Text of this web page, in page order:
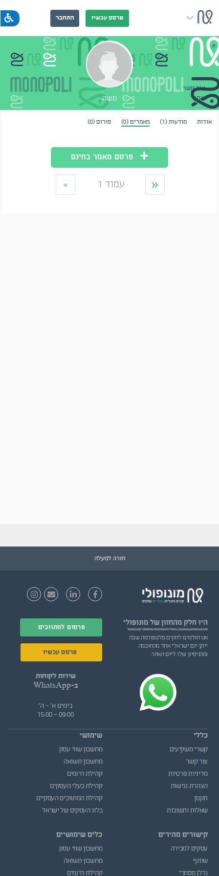
פרסם עכשיו התחבר
צור קשר
שתף
משה
אודות מודעות (1) מאמרים (0) פורום (0)
פרסם מאמר בחינם
« עמוד 1 »
חזרה למעלה
היו חלק מהחזון של מונופולי
אנו חולמים להקים פלטפורמה שבה
ייתן יזם ישראלי אחד מהחוכמה
ומהניסיון שלו ליזם האחר.
פרסום למתווכים
פרסם עכשיו
שירות לקוחות
ב-WhatsApp
בימים א' - ה'
09:00 - 15:00
כללי
קשרי משקיעים
צור קשר
מדיניות פרטיות
הצהרת נגישות
תקנון
שאלות ותשובות
קישורים מהירים
עסקים למכירה
שותף
נדלן מסחרי
שימושי
מחשבון שווי עסק
מחשבון תשואה
קהילת היזמים
קהילת בעלי העסקים
קהילת המתווכים העסקיים
בלוג העסקים של ישראל
כלים שימושיים
מחשבון שווי עסק
מחשבון תשואה
קהילת היזמים